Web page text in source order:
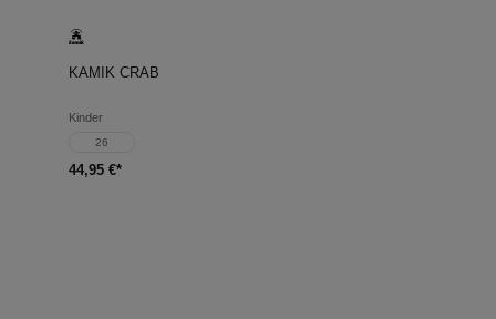
KAMIK CRAB
Kinder
26
44,95 €*